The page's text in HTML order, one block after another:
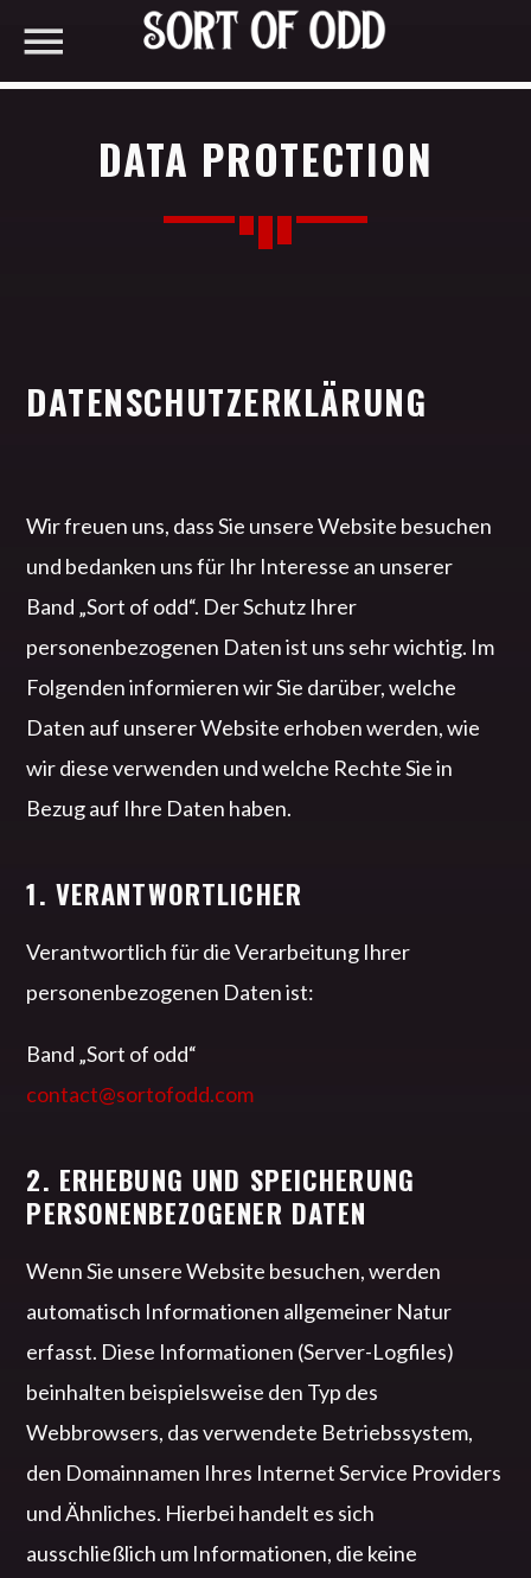
DATA PROTECTION
DATENSCHUTZERKLÄRUNG
Wir freuen uns, dass Sie unsere Website besuchen
und bedanken uns für Ihr Interesse an unserer
Band „Sort of odd“. Der Schutz Ihrer
personenbezogenen Daten ist uns sehr wichtig. Im
Folgenden informieren wir Sie darüber, welche
Daten auf unserer Website erhoben werden, wie
wir diese verwenden und welche Rechte Sie in
Bezug auf Ihre Daten haben.
1. VERANTWORTLICHER
Verantwortlich für die Verarbeitung Ihrer
personenbezogenen Daten ist:
Band „Sort of odd“
contact@sortofodd.com
2. ERHEBUNG UND SPEICHERUNG
PERSONENBEZOGENER DATEN
Wenn Sie unsere Website besuchen, werden
automatisch Informationen allgemeiner Natur
erfasst. Diese Informationen (Server-Logfiles)
beinhalten beispielsweise den Typ des
Webbrowsers, das verwendete Betriebssystem,
den Domainnamen Ihres Internet Service Providers
und Ähnliches. Hierbei handelt es sich
ausschließlich um Informationen, die keine